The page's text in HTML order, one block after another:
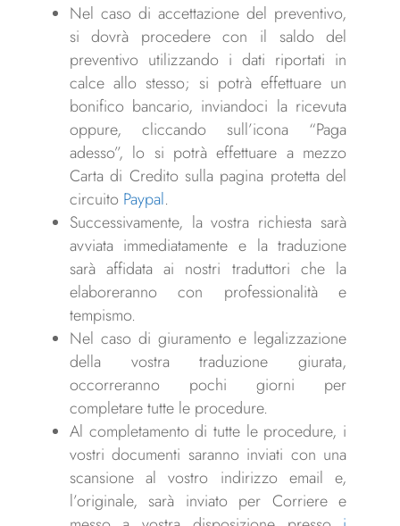
Nel caso di accettazione del preventivo,
si dovrà procedere con il saldo del
preventivo utilizzando i dati riportati in
calce allo stesso; si potrà effettuare un
bonifico bancario, inviandoci la ricevuta
oppure, cliccando sull’icona “Paga
adesso”, lo si potrà effettuare a mezzo
Carta di Credito sulla pagina protetta del
circuito Paypal.
Successivamente, la vostra richiesta sarà
avviata immediatamente e la traduzione
sarà affidata ai nostri traduttori che la
elaboreranno con professionalità e
tempismo.
Nel caso di giuramento e legalizzazione
della vostra traduzione giurata,
occorreranno pochi giorni per
completare tutte le procedure.
Al completamento di tutte le procedure, i
vostri documenti saranno inviati con una
scansione al vostro indirizzo email e,
l’originale, sarà inviato per Corriere e